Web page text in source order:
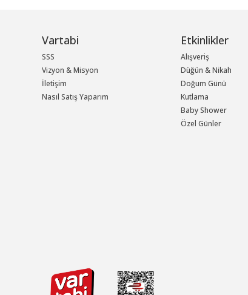
Vartabi
SSS
Vizyon & Misyon
İletişim
Nasıl Satış Yaparım
Etkinlikler
Alışveriş
Düğün & Nikah
Doğum Günü
Kutlama
Baby Shower
Özel Günler